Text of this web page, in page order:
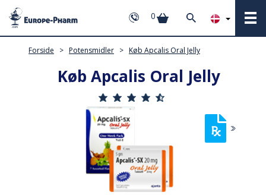
0
Forside > Potensmidler > Køb Apcalis Oral Jelly
Køb Apcalis Oral Jelly